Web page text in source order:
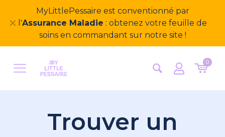
MyLittlePessaire est conventionné par
l'Assurance Maladie : obtenez votre feuille de
soins en commandant sur notre site !
✕
0
Trouver un